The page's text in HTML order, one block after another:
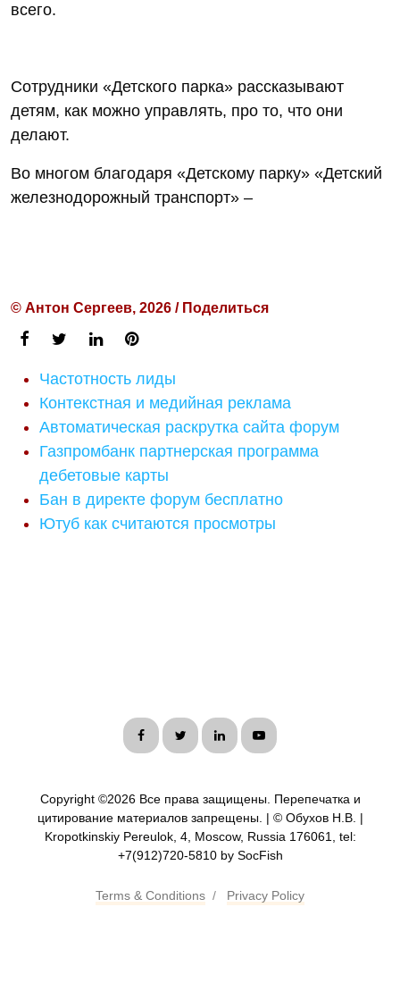
всего.
Сотрудники «Детского парка» рассказывают
детям, как можно управлять, про то, что они
делают.
Во многом благодаря «Детскому парку» «Детский
железнодорожный транспорт» –
© Антон Сергеев, 2026 / Поделиться
Частотность лиды
Контекстная и медийная реклама
Автоматическая раскрутка сайта форум
Газпромбанк партнерская программа
дебетовые карты
Бан в директе форум бесплатно
Ютуб как считаются просмотры
Copyright ©2026 Все права защищены. Перепечатка и
цитирование материалов запрещены. | © Обухов Н.В. |
Kropotkinskiy Pereulok, 4, Moscow, Russia 176061, tel:
+7(912)720-5810 by SocFish
Terms & Conditions / Privacy Policy